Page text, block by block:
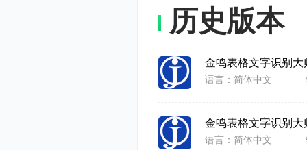
8、识别
识别率达
9、解决
解决了用
历史版本
金鸣表格文字识别大
语言：简体中文
金鸣表格文字识别大
语言：简体中文